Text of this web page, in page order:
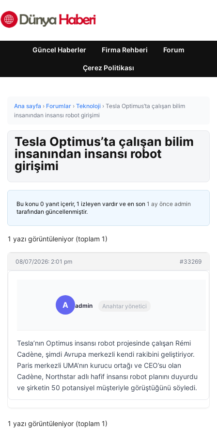
Güncel Haberler Firma Rehberi Forum
Çerez Politikası
Ana sayfa › Forumlar › Teknoloji › Tesla Optimus’ta çalışan bilim
insanından insansı robot girişimi
Tesla Optimus’ta çalışan bilim
insanından insansı robot
girişimi
Bu konu 0 yanıt içerir, 1 izleyen vardır ve en son 1 ay önce admin
tarafından güncellenmiştir.
1 yazı görüntüleniyor (toplam 1)
08/07/2026: 2:01 pm #33269
A admin Anahtar yönetici
Tesla’nın Optimus insansı robot projesinde çalışan Rémi
Cadène, şimdi Avrupa merkezli kendi rakibini geliştiriyor.
Paris merkezli UMA’nın kurucu ortağı ve CEO’su olan
Cadène, Northstar adlı hafif insansı robot planını duyurdu
ve şirketin 50 potansiyel müşteriyle görüştüğünü söyledi.
1 yazı görüntüleniyor (toplam 1)